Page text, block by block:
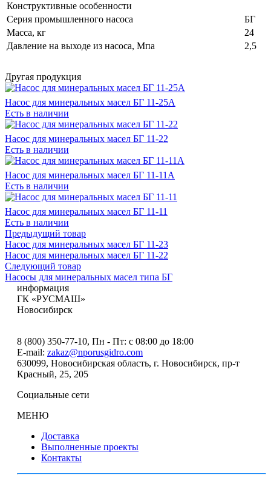
Конструктивные особенности
Серия промышленного насоса
БГ
Масса, кг
24
Давление на выходе из насоса, Мпа
2,5
Другая продукция
Насос для минеральных масел БГ 11-25А
Есть в наличии
Насос для минеральных масел БГ 11-22
Есть в наличии
Насос для минеральных масел БГ 11-11А
Есть в наличии
Насос для минеральных масел БГ 11-11
Есть в наличии
Предыдущий товар
Насос для минеральных масел БГ 11-23
Насос для минеральных масел БГ 11-22
Следующий товар
Насосы для минеральных масел типа БГ
информация
ГК «РУСМАШ»
Новосибирск
8 (800) 350-77-10, Пн - Пт: с 08:00 до 18:00
E-mail: zakaz@nporusgidro.com
630099, Новосибирская область, г. Новосибирск, пр-т
Красный, 25, 205
Социальные сети
МЕНЮ
Доставка
Выполненные проекты
Контакты